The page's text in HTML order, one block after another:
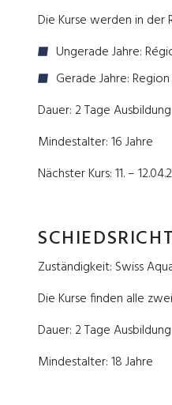
Die Kurse werden in der
Ungerade Jahre:
Gerade Jahre:
Dauer: 2 Tage
Mindestalter: 16 Jahre
Nächster Kurs: 11. –
Zuständigkeit: Swiss
Die Kurse finden alle
Dauer: 2 Tage
Mindestalter: 18 Jahre